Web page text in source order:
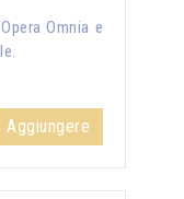
Omnia e
Aggiungere